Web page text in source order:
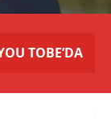
TOBE’DA